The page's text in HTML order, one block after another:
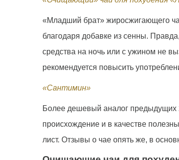
«Младший брат» жиросжигающего
благодаря добавке из сенны.
средства на ночь или с ужином не
рекомендуется повысить
«Сантимин»
Более дешевый аналог предыдущих
происхождение и в качестве
лист. Отзывы о чае опять же, в